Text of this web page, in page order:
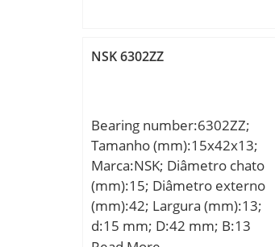
Radio (min) (rs):0.006; Valor
máxima (lubricante) (X1000
RPM):40; Velocidad máxima
(Petróleo) (X1000 RPM):48;
Diámetro máximo del
ejeInterior (Li):0.4; Diámetro
mínimo del hombro exterior
NSK 6302ZZ
Bearing number:6302ZZ;
Tamanho (mm):15x42x13;
Marca:NSK; Diâmetro chato
(mm):15; Diâmetro externo
(mm):42; Largura (mm):13;
d:15 mm; D:42 mm; B:13